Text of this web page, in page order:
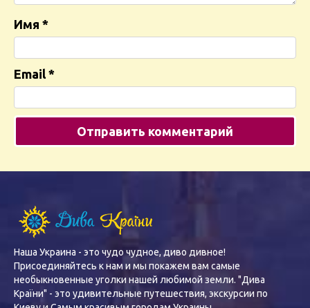
Имя *
Email *
Наша Украина - это чудо чудное, диво дивное!
Присоединяйтесь к нам и мы покажем вам самые
необыкновенные уголки нашей любимой земли. "Дива
Країни" - это удивительные путешествия, экскурсии по